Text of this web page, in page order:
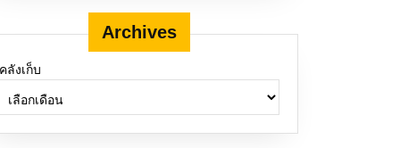
(C) 2024 The Apache Software Foundation.
access (RA) modules are available: * ra_svn :
(compiled with 1.3.10) - handles 'http'
Archives
คลังเก็บ